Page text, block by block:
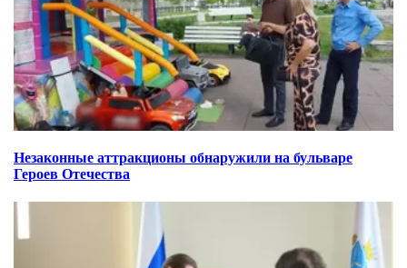
Незаконные аттракционы обнаружили на бульваре
Героев Отечества